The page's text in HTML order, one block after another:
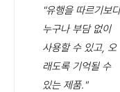
"유행을 따르기보다
누구나 부담 없이
사용할 수 있고, 오
래도록 기억될 수
있는 제품."